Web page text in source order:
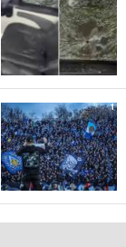
1